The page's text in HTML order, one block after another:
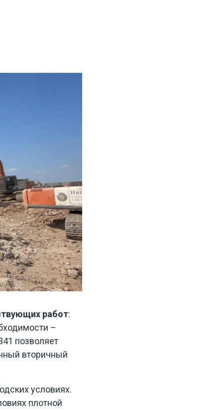
работ:
–
позволяет
вторичный
условиях.
плотной